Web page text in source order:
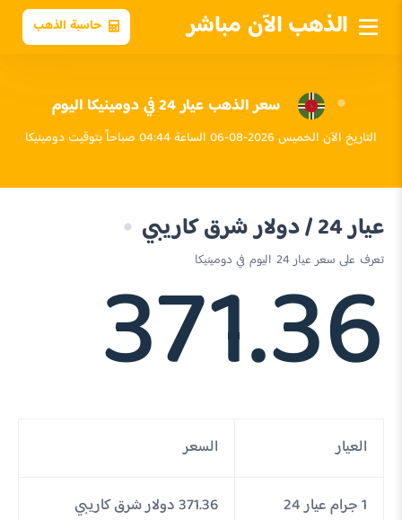
الذهب الآن مباشر حاسبة الذهب
سعر الذهب عيار 24 في دومينيكا اليوم
التاريخ الآن الخميس 2026-08-06 الساعة 04:44 صباحاً بتوقيت دومينيكا
عيار 24 / دولار شرق كاريبي
تعرف على سعر عيار 24 اليوم في دومينيكا
371.36
العيار السعر
1 جرام عيار 24 371.36 دولار شرق كاريبي